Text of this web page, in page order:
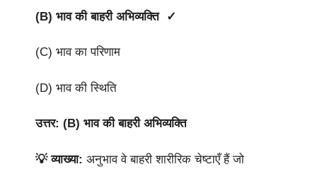
(B) भाव की बाहरी अभिव्यक्ति ✓
(C) भाव का परिणाम
(D) भाव की स्थिति
उत्तर: (B) भाव की बाहरी अभिव्यक्ति
💡 व्याख्या: अनुभाव वे बाहरी शारीरिक चेष्टाएँ हैं जो